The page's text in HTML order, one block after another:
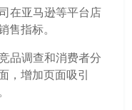
在亚马逊等平台店
指标。
品调查和消费者分
，增加页面吸引